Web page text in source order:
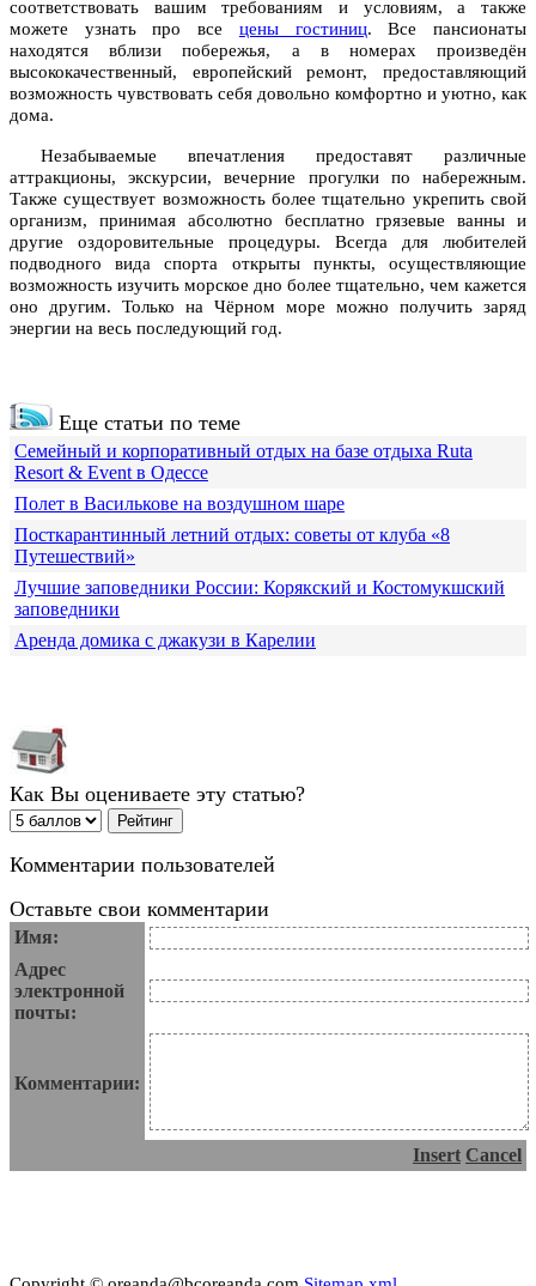
соответствовать вашим требованиям и условиям, а также
можете узнать про все цены гостиниц. Все пансионаты
находятся вблизи побережья, а в номерах произведён
высококачественный, европейский ремонт, предоставляющий
возможность чувствовать себя довольно комфортно и уютно, как
дома.
Незабываемые впечатления предоставят различные
аттракционы, экскурсии, вечерние прогулки по набережным.
Также существует возможность более тщательно укрепить свой
организм, принимая абсолютно бесплатно грязевые ванны и
другие оздоровительные процедуры. Всегда для любителей
подводного вида спорта открыты пункты, осуществляющие
возможность изучить морское дно более тщательно, чем кажется
оно другим. Только на Чёрном море можно получить заряд
энергии на весь последующий год.
Еще статьи по теме
Семейный и корпоративный отдых на базе отдыха Ruta
Resort & Event в Одессе
Полет в Василькове на воздушном шаре
Посткарантинный летний отдых: советы от клуба «8
Путешествий»
Лучшие заповедники России: Корякский и Костомукшский
заповедники
Аренда домика с джакузи в Карелии
Как Вы оцениваете эту статью?
Комментарии пользователей
Оставьте свои комментарии
Имя:
Адрес
электронной
почты:
Комментарии:
Insert Cancel